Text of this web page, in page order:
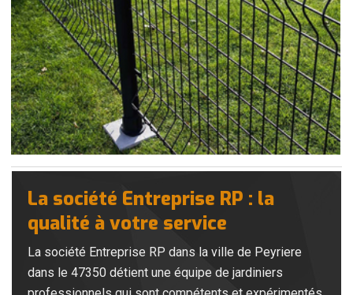
La société Entreprise RP : la
qualité à votre service
La société Entreprise RP dans la ville de Peyriere
dans le 47350 détient une équipe de jardiniers